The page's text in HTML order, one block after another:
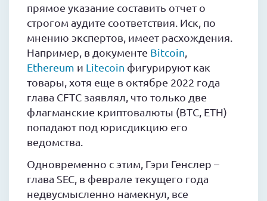
прямое указание составить отчет о
строгом аудите соответствия. Иск, по
мнению экспертов, имеет расхождения.
Например, в документе Bitcoin
Ethereum и Litecoin фигурируют как
товары, хотя еще в октябре 2022 года
глава CFTC заявлял, что только две
флагманские криптовалюты (BTC, ETH)
попадают под юрисдикцию его
ведомства.
Одновременно с этим, Гэри Генслер –
глава SEC, в феврале текущего года
недвусмысленно намекнул, все